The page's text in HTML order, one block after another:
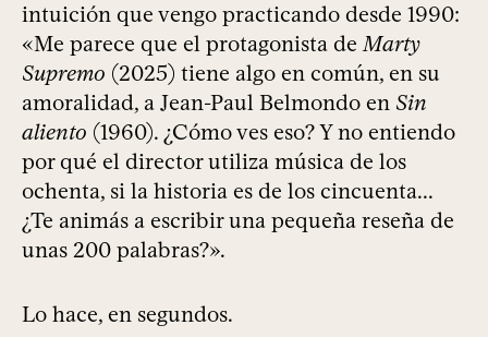
intuición que vengo practicando desde 1990:
«Me parece que el protagonista deMarty
Supremo (2025) tiene algo en común, en su
amoralidad, a Jean-Paul Belmondo en Sin
aliento (1960). ¿Cómo ves eso? Y no entiendo
por qué el director utiliza música de los
ochenta, si la historia es de los cincuenta...
¿Te animás a escribir una pequeña reseña de
unas 200 palabras?».
Lo hace, en segundos.